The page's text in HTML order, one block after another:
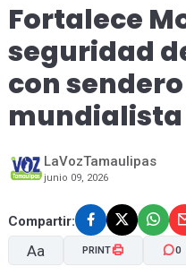
Fortalece
seguridad
con
mundialista
LaVozTamaulipas
junio 09, 2026
Compartir:
Aa PRINT 0